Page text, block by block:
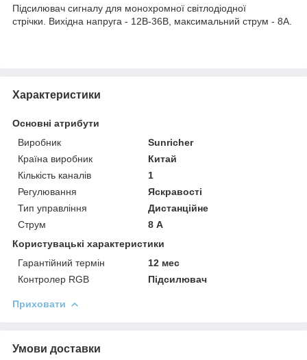
Підсилювач сигналу для монохромної світлодіодної
стрічки. Вихідна напруга - 12В-36В, максимальний струм - 8А.
Характеристики
Основні атрибути
Виробник
Sunricher
Країна виробник
Китай
Кількість каналів
1
Регулювання
Яскравості
Тип управління
Дистанційне
Струм
8 А
Користувацькі характеристики
Гарантійний термін
12 мес
Контролер RGB
Підсилювач
Приховати
Умови доставки